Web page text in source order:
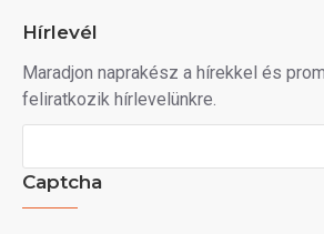
Hírlevél
Maradjon naprakész a hírekkel és
feliratkozik hírlevelünkre.
Captcha